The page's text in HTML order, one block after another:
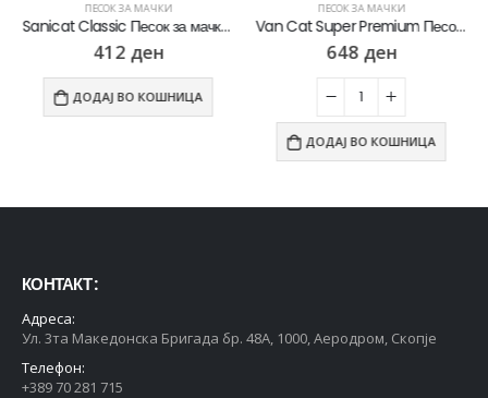
ПЕСОК ЗА МАЧКИ
Sanicat Classic Песок за мачки со мирис на Лаванда [Вреќичка 10л]
412 ден
ДОДАЈ ВО КОШНИЦА
ПЕСОК ЗА МАЧКИ
Van Cat Super Premium Песок за мачки со микс на Активен јаглен и Сива песок [Вреќичка 10л]
648 ден
ДОДАЈ ВО КОШНИЦА
КОНТАКТ :
Адреса:
Ул. 3та Македонска Бригада бр. 48А, 1000, Аеродром, Скопје
Телефон:
+389 70 281 715